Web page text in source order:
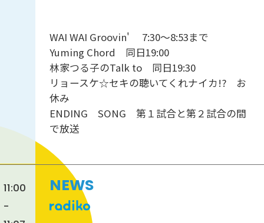
WAI WAI Groovin' 7:30～8:53まで
Yuming Chord 同日19:00
林家つる子のTalk to 同日19:30
リョースケ☆セキの聴いてくれナイカ!? お
休み
ENDING SONG 第１試合と第２試合の間
で放送
11:00
-
NEWS